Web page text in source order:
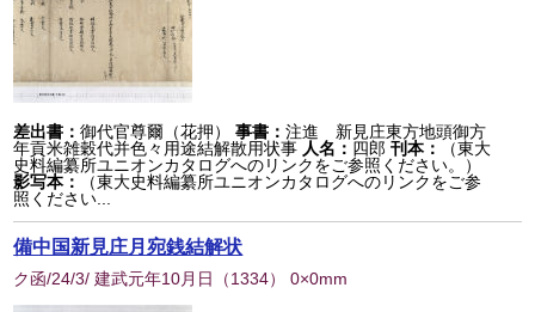
差出書：御代官尊爾（花押） 事書：注進 新見庄東方地頭御方
年貢米雑穀代并色々用途結解散用状事 人名： 四郎 刊本：
（東大
史料編纂所ユニオンカタログへのリンクをご参照ください。）
影写本：
（東大史料編纂所ユニオンカタログへのリンクをご参
照ください...
備中国新見庄月宛銭結解状
ク函/24/3/ 建武元年10月日 （1334） 0×0mm